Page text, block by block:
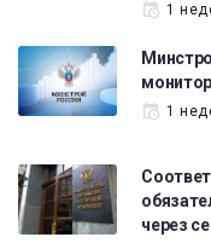
1
1
через